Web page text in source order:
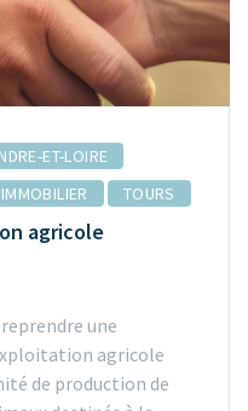
ET-LOIRE
IMMOBILIER TOURS
agricole
une
agricole
de production de